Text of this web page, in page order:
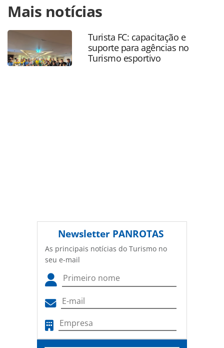
https://www.panrotas.com.br/mercado/operadoras/2026/
anuncia-pedro-shiray-ex-azul-viagens-e-cvc-para-
fortalecer-negociacoes-aereas_226396.html ou as
ferramentas oferecidas na página. Todo o conteúdo
produzido pela PANROTAS Editora é protegido pela
legislação brasileira sobre direito autoral. Não reproduza o
Mais notícias
Turista FC: capacitação e
suporte para agências no
Turismo esportivo
Newsletter PANROTAS
As principais notícias do Turismo no
seu e-mail